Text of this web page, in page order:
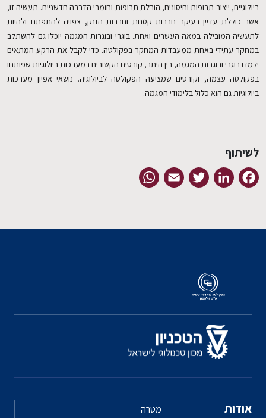
ביולוגיים, ייצור תרופות וחיסונים, הובלת תרופות וחומרי הדברה חדשניים. תעשיה זו,
אשר כוללת עדיין בעיקר חברות קטנות וחברות הזנק, צפויה להתפתח ולהיות
לתעשיה המובילה במאה העשרים ואחת. בוגרי ובוגרות המגמה יוכלו גם להשתלב
במחקר עתידי באחת ממעבדות המחקר בפקולטה. כדי לקבל את הרקע המתאים
ילמדו בוגרי ובוגרות המגמה, בין היתר, קורסים הקשורים במערכות ביולוגיות שפותחו
בפקולטה עצמה, וקורסים שמציעה הפקולטה לביולוגיה. נושאי אפיון מערכות
ביולוגיות גם הוא כלול בלימודי המגמה.
לשיתוף
Facebook
LinkedIn
Twitter
Email
אודות
מטרה